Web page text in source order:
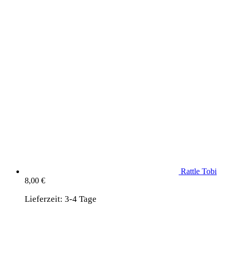
Rattle Tobi
8,00 €
Lieferzeit: 3-4 Tage